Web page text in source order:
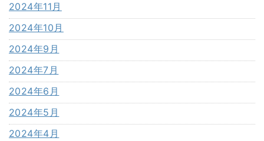
2024年11月
2024年10月
2024年9月
2024年7月
2024年6月
2024年5月
2024年4月